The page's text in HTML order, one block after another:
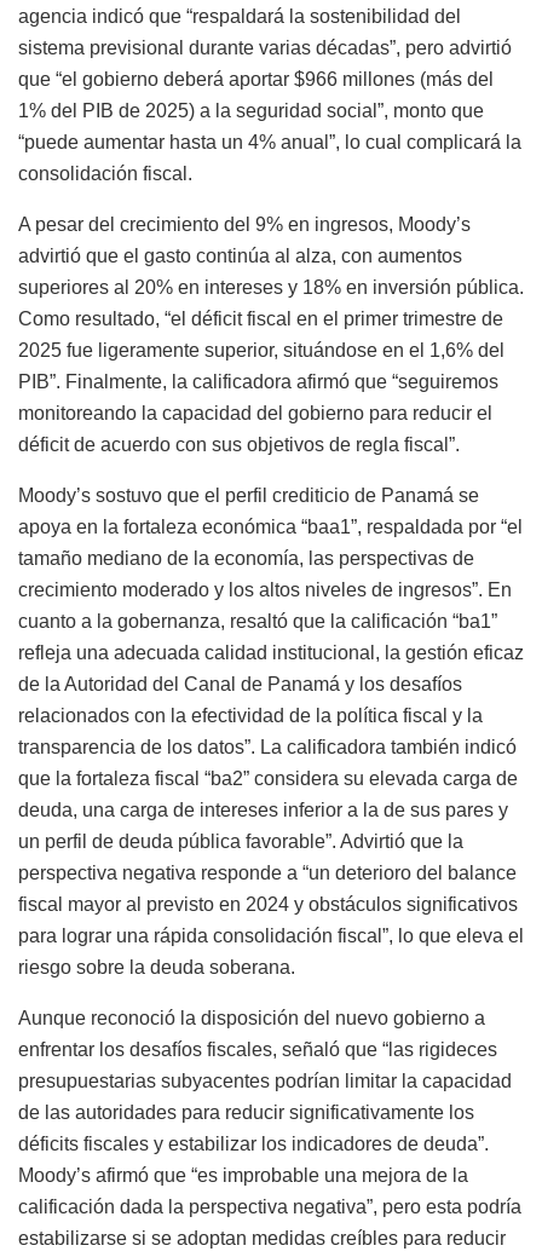
agencia indicó que “respaldará la sostenibilidad del
sistema previsional durante varias décadas”, pero advirtió
que “el gobierno deberá aportar $966 millones (más del
1% del PIB de 2025) a la seguridad social”, monto que
“puede aumentar hasta un 4% anual”, lo cual complicará la
consolidación fiscal.
A pesar del crecimiento del 9% en ingresos, Moody’s
advirtió que el gasto continúa al alza, con aumentos
superiores al 20% en intereses y 18% en inversión pública.
Como resultado, “el déficitfiscal en el primer trimestre de
2025 fue ligeramente superior, situándose en el 1,6% del
PIB”. Finalmente, la calificadora afirmó que “seguiremos
monitoreando la capacidad del gobierno para reducir el
déficitde acuerdo con sus objetivos de regla fiscal”.
Moody’s sostuvo que el perfil crediticio de Panamá se
apoya en la fortaleza económica “baa1”, respaldada por “el
tamaño mediano de la economía, las perspectivas de
crecimiento moderado y los altos niveles de ingresos”. En
cuanto a la gobernanza, resaltó que la calificación “ba1”
refleja una adecuada calidad institucional, la gestión eficaz
de la Autoridad del Canal de Panamá y los desafíos
relacionados con la efectividad de la política fiscal y la
transparencia de los datos”. La calificadora también indicó
que la fortaleza fiscal “ba2” considera su elevada carga de
deuda, una carga de intereses inferior a la de sus pares y
un perfil de deuda pública favorable”. Advirtió que la
perspectiva negativa responde a “un deterioro del balance
fiscal mayor al previsto en 2024 y obstáculos significativos
para lograr una rápida consolidación fiscal”, lo que eleva el
riesgo sobre la deuda soberana.
Aunque reconoció la disposición del nuevo gobierno a
enfrentar los desafíos fiscales, señaló que “ las rigideces
presupuestarias subyacentes podrían limitar la capacidad
de las autoridades para reducir significativamente los
déficits fiscales y estabilizar los indicadores de deuda”.
Moody’s afirmó que “es improbable una mejora de la
calificación dada la perspectiva negativa”, pero esta podría
estabilizarse si se adoptan medidas creíbles para reducir